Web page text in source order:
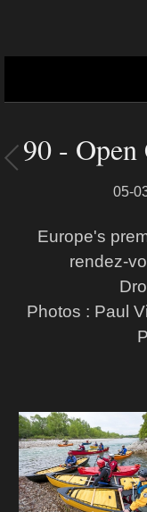
90 - Open
05-
Europe's
rendez-
Photos : Paul